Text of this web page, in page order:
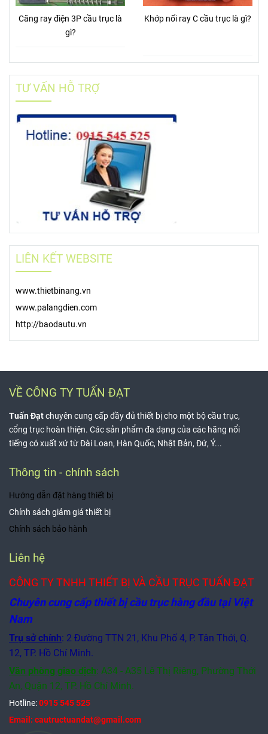
Căng ray điện 3P cầu trục là
gì?
Khớp nối ray C cầu trục là gì?
TƯ VẤN HỖ TRỢ
LIÊN KẾT WEBSITE
www.thietbinang.vn
www.palangdien.com
http://baodautu.vn
VỀ CÔNG TY TUẤN ĐẠT
Tuấn Đạtchuyên cung cấp đầy đủ thiết bị cho một bộ cầu trục,
cổng trục hoàn thiện. Các sản phẩm đa dạng của các hãng nổi
tiếng có xuất xứ từ Đài Loan, Hàn Quốc, Nhật Bản, Đứ, Ý...
Thông tin - chính sách
Hướng dẫn đặt hàng thiết bị
Chính sách giảm giá thiết bị
Chính sách bảo hành
Liên hệ
CÔNG TY TNHH THIẾT BỊ VÀ CẦU TRỤC TUẤN ĐẠT
Chuyên cung cấp thiết bị cầu trục hàng đầu tại Việt
Nam
Trụ sở chính: 2 Đường TTN 21, Khu Phố 4, P. Tân Thới, Q.
12, TP. Hồ Chí Minh.
Văn phòng giao dịch: A34 - A35 Lê Thị Riêng, Phường Thới
An, Quận 12, TP. Hồ Chí Minh.
Hotline:0915 545 525
Email: cautructuandat@gmail.com